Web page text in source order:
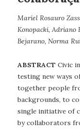
Mariel Rosauro
Konopacki, Adriano
Bejarano, Norma
ABSTRACT Civic
testing new ways
together people
backgrounds, to
single initiative of
by collaborators